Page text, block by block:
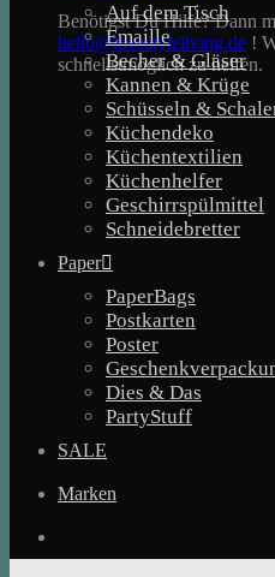
Benötigst Du Hilfe? Dann
hello@lovestyleliving.de !
schnellstmöglich zu helfen.
Auf dem Tisch
Emaille
Becher & Gläser
Kannen & Krüge
Schüsseln &
Küchendeko
Küchentextilien
Küchenhelfer
Geschirrspülmittel
Schneidebretter
Paper
PaperBags
Postkarten
Poster
Dies & Das
PartyStuff
SALE
Marken